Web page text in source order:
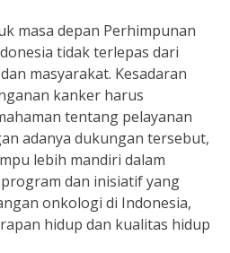
masa depan Perhimpunan
tidak terlepas dari
masyarakat. Kesadaran
kanker harus
tentang pelayanan
adanya dukungan tersebut,
lebih mandiri dalam
dan inisiatif yang
onkologi di Indonesia,
hidup dan kualitas hidup